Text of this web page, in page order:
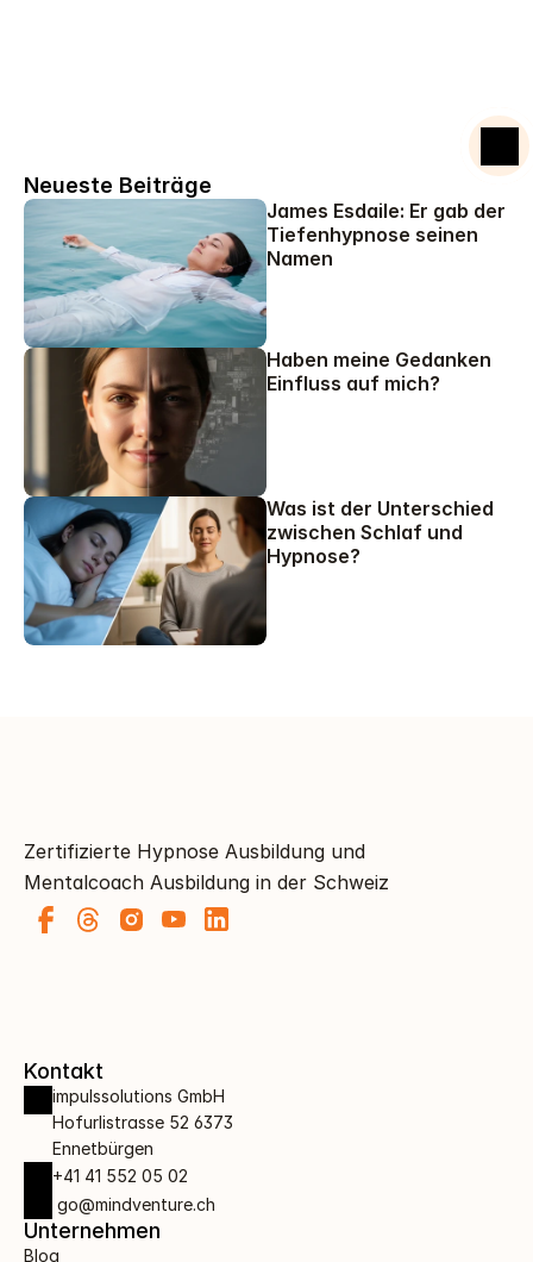
Neueste Beiträge
James Esdaile: Er gab der
Tiefenhypnose seinen
Namen
Haben meine Gedanken
Einfluss auf mich?
Was ist der Unterschied
zwischen Schlaf und
Hypnose?
Zertifizierte Hypnose Ausbildung und
Mentalcoach Ausbildung in der Schweiz
Unternehmen
Blog
Kontakt
impulssolutions GmbH
Hofurlistrasse 52 6373
Ennetbürgen
+41 41 552 05 02
go@mindventure.ch